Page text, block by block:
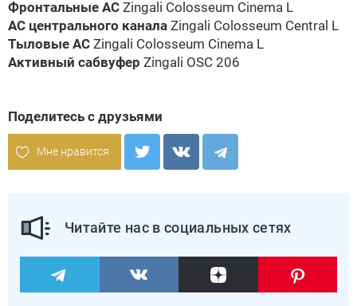
Фронтальные АС Zingali Colosseum Cinema L
АС центрального канала Zingali Colosseum Central L
Тыловые АС Zingali Colosseum Cinema L
Активный сабвуфер Zingali OSC 206
Поделитесь с друзьями
Мне нравится
Читайте нас в социальных сетях